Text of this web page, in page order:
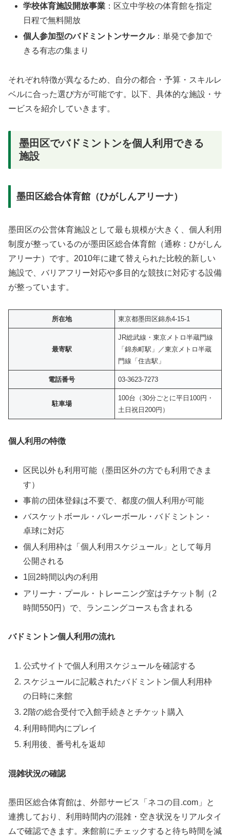
学校体育施設開放事業 ：区立中学校の体育館を指定
日程で無料開放
個人参加型のバドミントンサークル：単発で参加で
きる有志の集まり
それぞれ特徴が異なるため、自分の都合・予算・スキルレ
ベルに合った選び方が可能です。以下、具体的な施設・サ
ービスを紹介していきます。
墨田区でバドミントンを個人利用できる
施設
墨田区総合体育館（ひがしんアリーナ）
墨田区の公営体育施設として最も規模が大きく、個人利用
制度が整っているのが墨田区総合体育館（通称：ひがしん
アリーナ）です。2010年に建て替えられた比較的新しい
施設で、バリアフリー対応や多目的な競技に対応する設備
が整っています。
所在地 東京都墨田区錦糸4-15-1
最寄駅
JR総武線・東京メトロ半蔵門線
「錦糸町駅」／東京メトロ半蔵
門線「住吉駅」
電話番号 03-3623-7273
駐車場
100台（30分ごとに平日100円・
土日祝日200円）
個人利用の特徴
区民以外も利用可能（墨田区外の方でも利用できま
す）
事前の団体登録は不要で、都度の個人利用が可能
バスケットボール・バレーボール・バドミントン・
卓球に対応
個人利用枠は「個人利用スケジュール」として毎月
公開される
1回2時間以内の利用
アリーナ・プール・トレーニング室はチケット制（2
時間550円）で、ランニングコースも含まれる
バドミントン個人利用の流れ
公式サイトで個人利用スケジュールを確認する
スケジュールに記載されたバドミントン個人利用枠
の日時に来館
2階の総合受付で入館手続きとチケット購入
利用時間内にプレイ
利用後、番号札を返却
混雑状況の確認
墨田区総合体育館は、外部サービス「ネコの目.com」と
連携しており、利用時間内の混雑・空き状況をリアルタイ
ムで確認できます。来館前にチェックすると待ち時間を減